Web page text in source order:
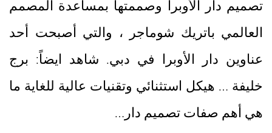
تصميم دار الأوبرا وصممتها بمساعدة المصمم
العالمي باتريك شوماجر ، والتي أصبحت أحد
عناوين دار الأوبرا في دبي. شاهد ايضاً: برج
خليفة … هيكل استثنائي وتقنيات عالية للغاية ما
هي أهم صفات تصميم دار…